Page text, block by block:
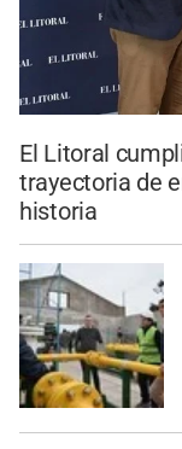
El Litoral
trayectoria de
historia